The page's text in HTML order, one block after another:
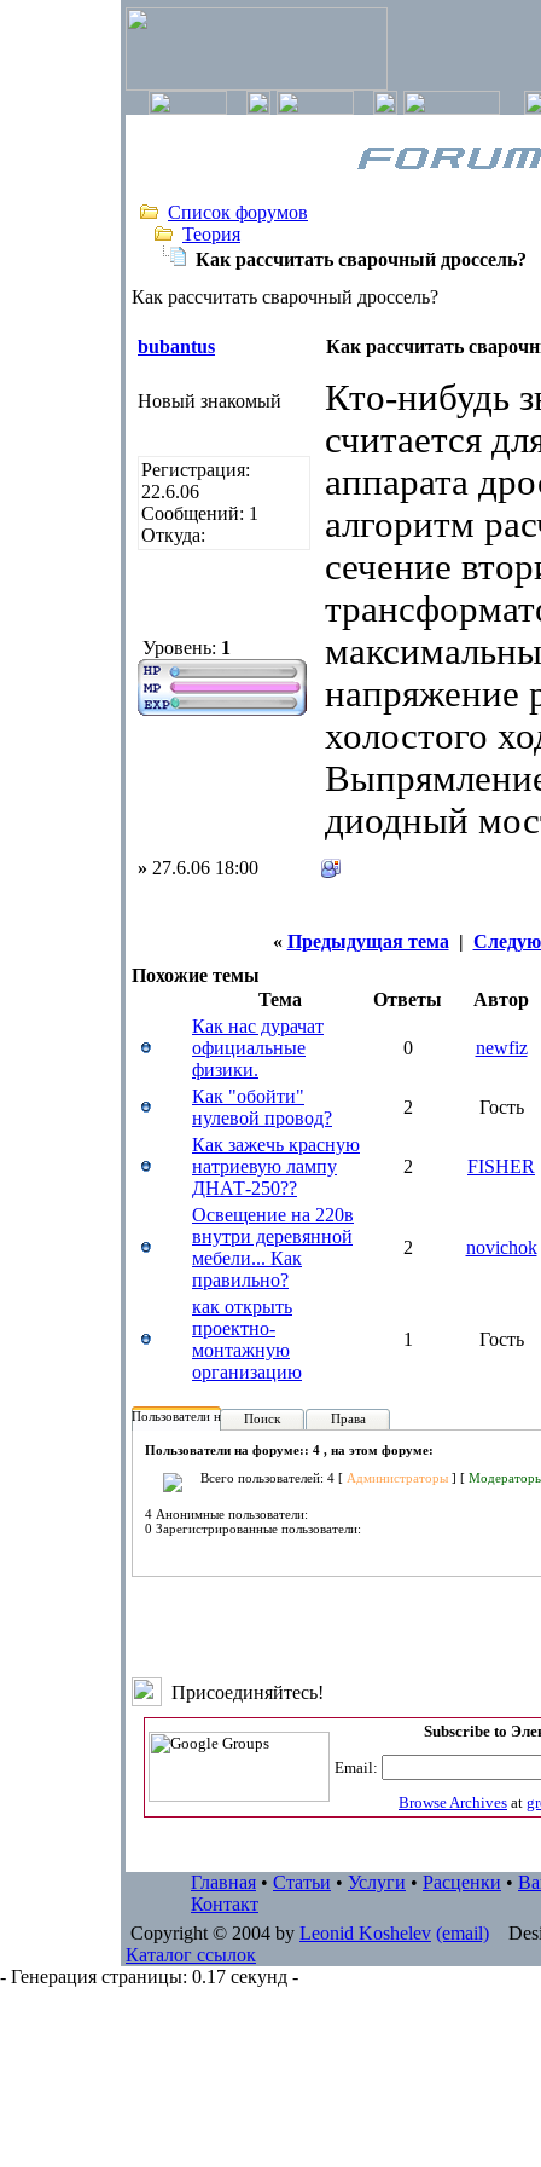
Список форумов
Теория
Как рассчитать сварочный дроссель?
Как рассчитать сварочный дроссель?
bubantus Как рассчитать
Новый знакомый
Регистрация:
22.6.06
Сообщений: 1
Откуда:
Уровень: 1
Кто-нибудь
считается
аппарата
алгоритм
сечение
напряжение
холостого
диодный
» 27.6.06 18:00
« Предыдущая тема |
Похожие темы
Тема
Ответы
Автор
Как нас дурачат
официальные
физики.
0 newfiz
Как "обойти"
нулевой провод?
2
Гость
Как зажечь красную
натриевую лампу
ДНАТ-250??
2 FISHER
Освещение на 220в
внутри деревянной
мебели... Как
правильно?
2 novichok
как открыть
проектно-
монтажную
организацию
1 Гость
Пользователи на форуме:
Поиск Права
Пользователи на форуме:: 4 , на этом форуме:
Всего пользователей: 4 [ Администраторы ] [
4 Анонимные пользователи:
0 Зарегистрированные пользователи:
Присоединяйтесь!
Subscribe to
Email:
Browse Archives at
Главная • Статьи • Услуги • Расценки •
Контакт
Copyright © 2004 by Leonid Koshelev (email)
Каталог ссылок
- Генерация страницы: 0.17 секунд -